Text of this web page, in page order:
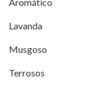
Aromático
Lavanda
Musgoso
Terrosos